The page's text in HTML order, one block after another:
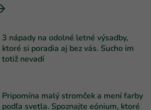
3 nápady na odolné letné výsadby,
ktoré si poradia aj bez vás. Sucho im
totiž nevadí
Pripomína malý stromček a mení farby
podľa svetla. Spoznajte eónium, ktoré